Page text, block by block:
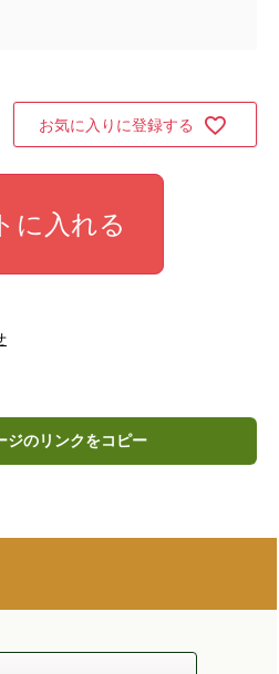
お気に入りに登録する
に入れる
ジのリンクをコピー